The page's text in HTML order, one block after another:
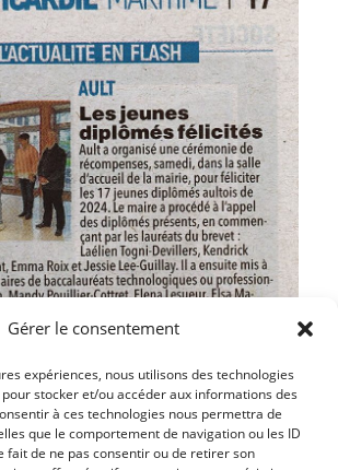
Gérer le consentement
expériences, nous utilisons des technologies
stocker et/ou accéder aux informations des
à ces technologies nous permettra de
que le comportement de navigation ou les ID
fait de ne pas consentir ou de retirer son